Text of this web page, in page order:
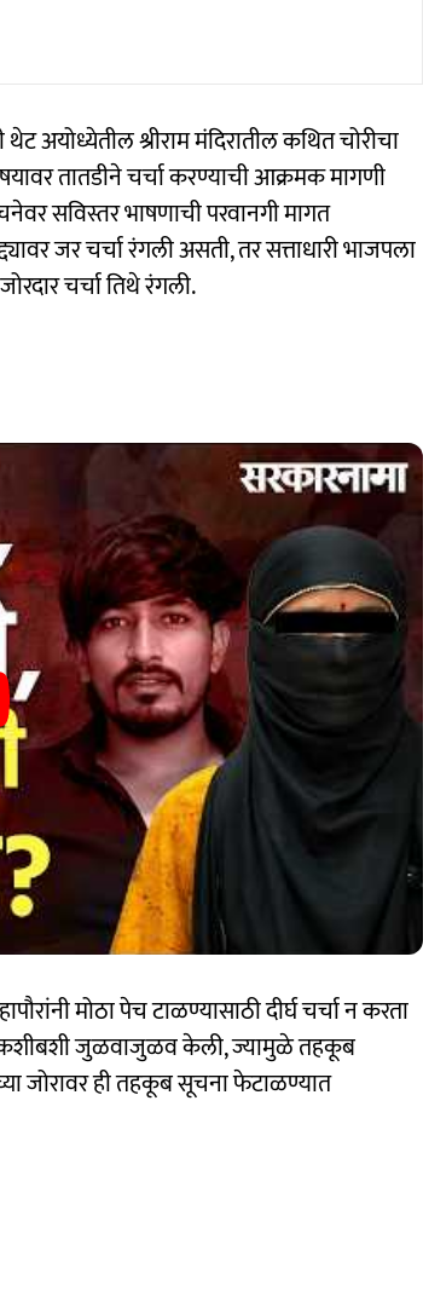
अयोध्येतील श्रीराम मंदिरातील कथित चोरीचा
तातडीने चर्चा करण्याची आक्रमक मागणी
सविस्तर भाषणाची परवानगी मागत
जर चर्चा रंगली असती, तर सत्ताधारी भाजपला
चर्चा तिथे रंगली.
मोठा पेच टाळण्यासाठी दीर्घ चर्चा न करता
कशीबशी जुळवाजुळव केली, ज्यामुळे तहकूब
जोरावर ही तहकूब सूचना फेटाळण्यात